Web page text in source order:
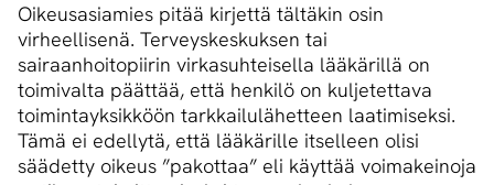
Oikeusasiamies pitää kirjettä tältäkin osin
virheellisenä. Terveyskeskuksen tai
sairaanhoitopiirin virkasuhteisella lääkärillä on
toimivalta päättää, että henkilö on kuljetettava
toimintayksikköön tarkkailulähetteen laatimiseksi.
Tämä ei edellytä, että lääkärille itselleen olisi
säädetty oikeus ”pakottaa” eli käyttää voimakeinoja